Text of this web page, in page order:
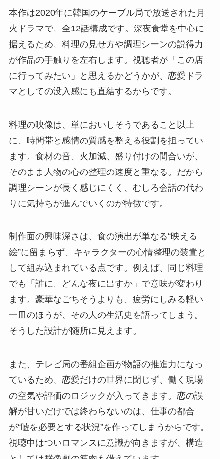
本作は2020年に韓国のケーブル局で放送された月
火ドラマで、全12話構成です。深夜食堂を中心に
据えるため、料理の見せ方や調理シーンの説得力
が作品の手触りを左右します。視聴者が「この店
に行ってみたい」と思えるかどうかが、恋愛ドラ
マとしての没入感にも直結するからです。
料理の映像は、単においしそうであること以上
に、時間帯と感情の質感を整える役割を担ってい
ます。食材の音、火加減、盛り付けの間合いが、
そのまま人物の心の整理の速度と重なる。だから
調理シーンが長く感じにくく、むしろ会話の代わ
りに気持ちが進んでいくのが特徴です。
制作面の興味深さは、食の演出が単なる“映える
絵”に留まらず、キャラクターの心情整理の装置と
して組み込まれている点です。例えば、同じ料理
でも「誰に、どんな夜に出すか」で意味が変わり
ます。豪華なごちそうよりも、疲労にしみる軽い
一皿のほうが、その人の生活史を語ってしまう。
そうした設計が随所に見えます。
また、テレビ局の番組企画が物語の推進力になっ
ているため、恋愛だけの世界に閉じず、働く現場
の空気や評価のロジックが入ってきます。恋の誤
解が甘いだけでは終わらないのは、仕事の都合
が“嘘を必要とする状況”を作ってしまうからです。
視聴中はついロマンスに意識が向きますが、構造